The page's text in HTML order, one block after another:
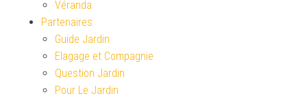
Véranda
Partenaires
Guide Jardin
Elagage et Compagnie
Question Jardin
Pour Le Jardin